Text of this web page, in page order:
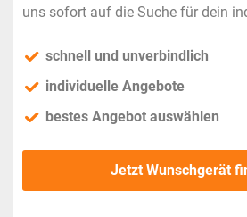
uns sofort auf die Suche für dein
schnell und unverbindlich
individuelle Angebote
bestes Angebot auswählen
Jetzt Wunschgerät